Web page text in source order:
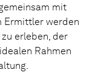
mit
Ermittler werden
erleben, der
Rahmen